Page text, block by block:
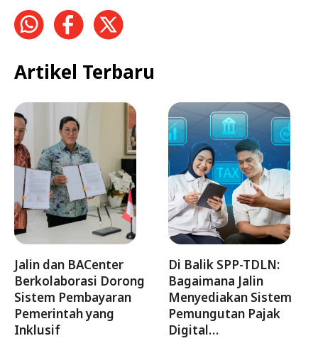
Artikel Terbaru
Jalin dan BACenter
Berkolaborasi Dorong
Sistem Pembayaran
Pemerintah yang
Inklusif
Di Balik SPP-TDLN:
Bagaimana Jalin
Menyediakan Sistem
Pemungutan Pajak
Digital…